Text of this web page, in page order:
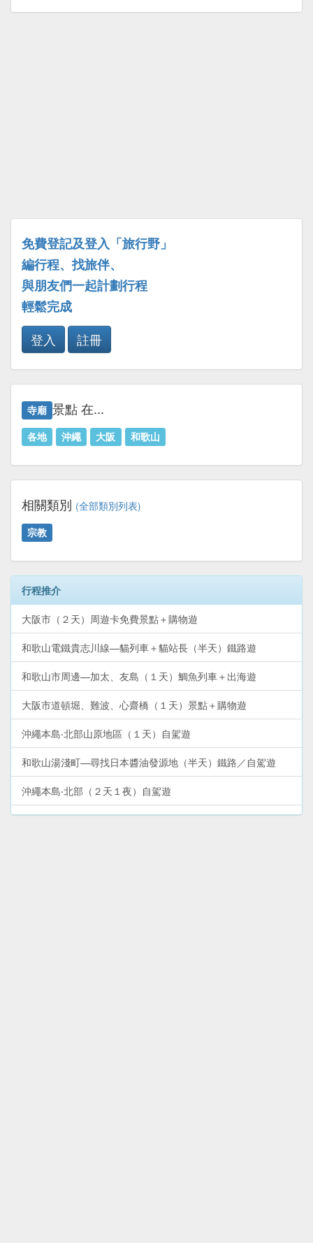
免費登記及登入「旅行野」
編行程、找旅伴、
與朋友們一起計劃行程
輕鬆完成
登入
註冊
寺廟 景點 在...
各地 沖繩 大阪 和歌山
相關類別 (全部類別列表)
宗教
行程推介
大阪市（２天）周遊卡免費景點＋購物遊
和歌山電鐵貴志川線—貓列車＋貓站長（半天）鐵路遊
和歌山市周邊—加太、友島（１天）鯛魚列車＋出海遊
大阪市道頓堀、難波、心齋橋（１天）景點＋購物遊
沖繩本島‧北部山原地區（１天）自駕遊
和歌山湯淺町—尋找日本醬油發源地（半天）鐵路／自駕遊
沖繩本島‧北部（２天１夜）自駕遊
沖繩‧石垣島（３天２夜）環島自駕遊